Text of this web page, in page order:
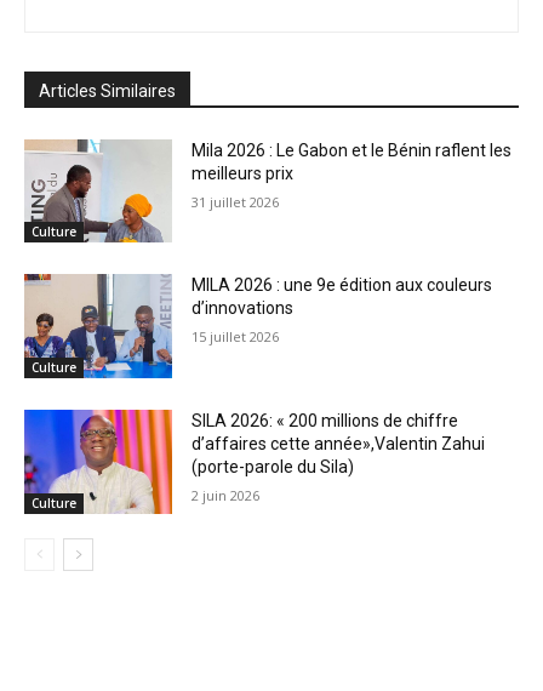
Articles Similaires
Culture
Mila 2026 : Le Gabon et le Bénin raflent les
meilleurs prix
31 juillet 2026
Culture
MILA 2026 : une 9e édition aux couleurs
d’innovations
15 juillet 2026
Culture
SILA 2026: « 200 millions de chiffre
d’affaires cette année»,Valentin Zahui
(porte-parole du Sila)
2 juin 2026